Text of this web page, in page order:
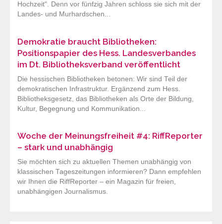
Hochzeit“. Denn vor fünfzig Jahren schloss sie sich mit der
Landes- und Murhardschen...
Demokratie braucht Bibliotheken:
Positionspapier des Hess. Landesverbandes
im Dt. Bibliotheksverband veröffentlicht
Die hessischen Bibliotheken betonen: Wir sind Teil der
demokratischen Infrastruktur. Ergänzend zum Hess.
Bibliotheksgesetz, das Bibliotheken als Orte der Bildung,
Kultur, Begegnung und Kommunikation...
Woche der Meinungsfreiheit #4: RiffReporter
– stark und unabhängig
Sie möchten sich zu aktuellen Themen unabhängig von
klassischen Tageszeitungen informieren? Dann empfehlen
wir Ihnen die RiffReporter – ein Magazin für freien,
unabhängigen Journalismus.